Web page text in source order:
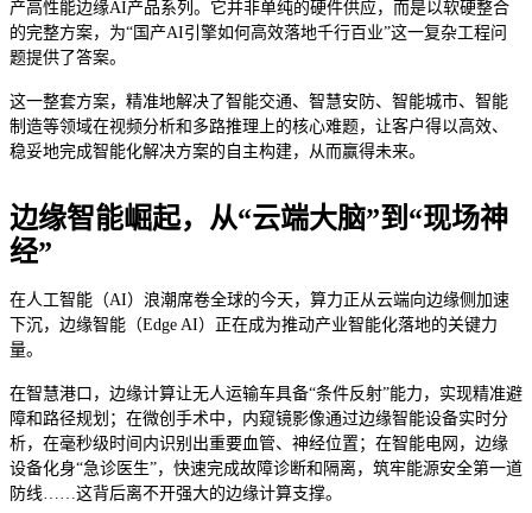
产高性能边缘AI产品系列。它并非单纯的硬件供应，而是以软硬整合
的完整方案，为“国产AI引擎如何高效落地千行百业”这一复杂工程问
题提供了答案。
这一整套方案，精准地解决了智能交通、智慧安防、智能城市、智能
制造等领域在视频分析和多路推理上的核心难题，让客户得以高效、
稳妥地完成智能化解决方案的自主构建，从而赢得未来。
边缘智能崛起，从“云端大脑”到“现场神
经”
在人工智能（AI）浪潮席卷全球的今天，算力正从云端向边缘侧加速
下沉，边缘智能（Edge AI）正在成为推动产业智能化落地的关键力
量。
在智慧港口，边缘计算让无人运输车具备“条件反射”能力，实现精准避
障和路径规划；在微创手术中，内窥镜影像通过边缘智能设备实时分
析，在毫秒级时间内识别出重要血管、神经位置；在智能电网，边缘
设备化身“急诊医生”，快速完成故障诊断和隔离，筑牢能源安全第一道
防线……这背后离不开强大的边缘计算支撑。